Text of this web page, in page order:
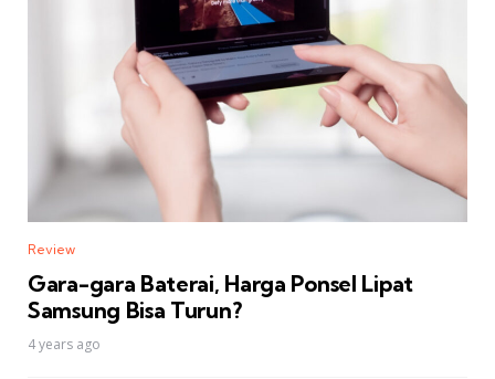
Review
Gara-gara Baterai, Harga Ponsel Lipat
Samsung Bisa Turun?
4 years ago